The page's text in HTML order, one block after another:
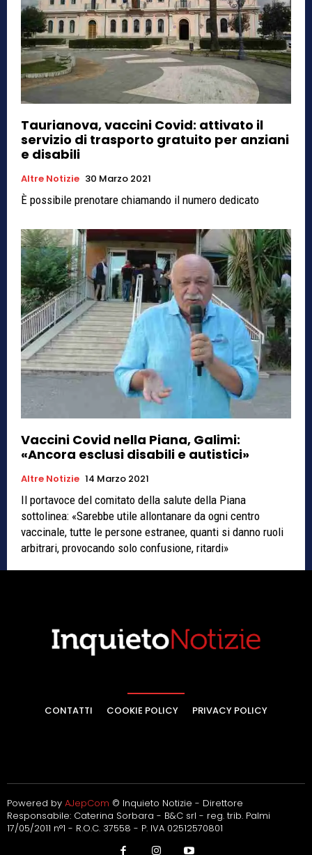
Taurianova, vaccini Covid: attivato il
servizio di trasporto gratuito per anziani
e disabili
Altre Notizie 30 Marzo 2021
È possibile prenotare chiamando il numero dedicato
Vaccini Covid nella Piana, Galimi:
«Ancora esclusi disabili e autistici»
Altre Notizie 14 Marzo 2021
Il portavoce del comitato della salute della Piana
sottolinea: «Sarebbe utile allontanare da ogni centro
vaccinale, tutte le persone estranee, quanti si danno ruoli
arbitrari, provocando solo confusione, ritardi»
CONTATTI COOKIE POLICY PRIVACY POLICY
Powered by AJepCom © Inquieto Notizie - Direttore
Responsabile: Caterina Sorbara - B&C srl - reg. trib. Palmi
17/05/2011 n°1 - R.O.C. 37558 - P. IVA 02512570801